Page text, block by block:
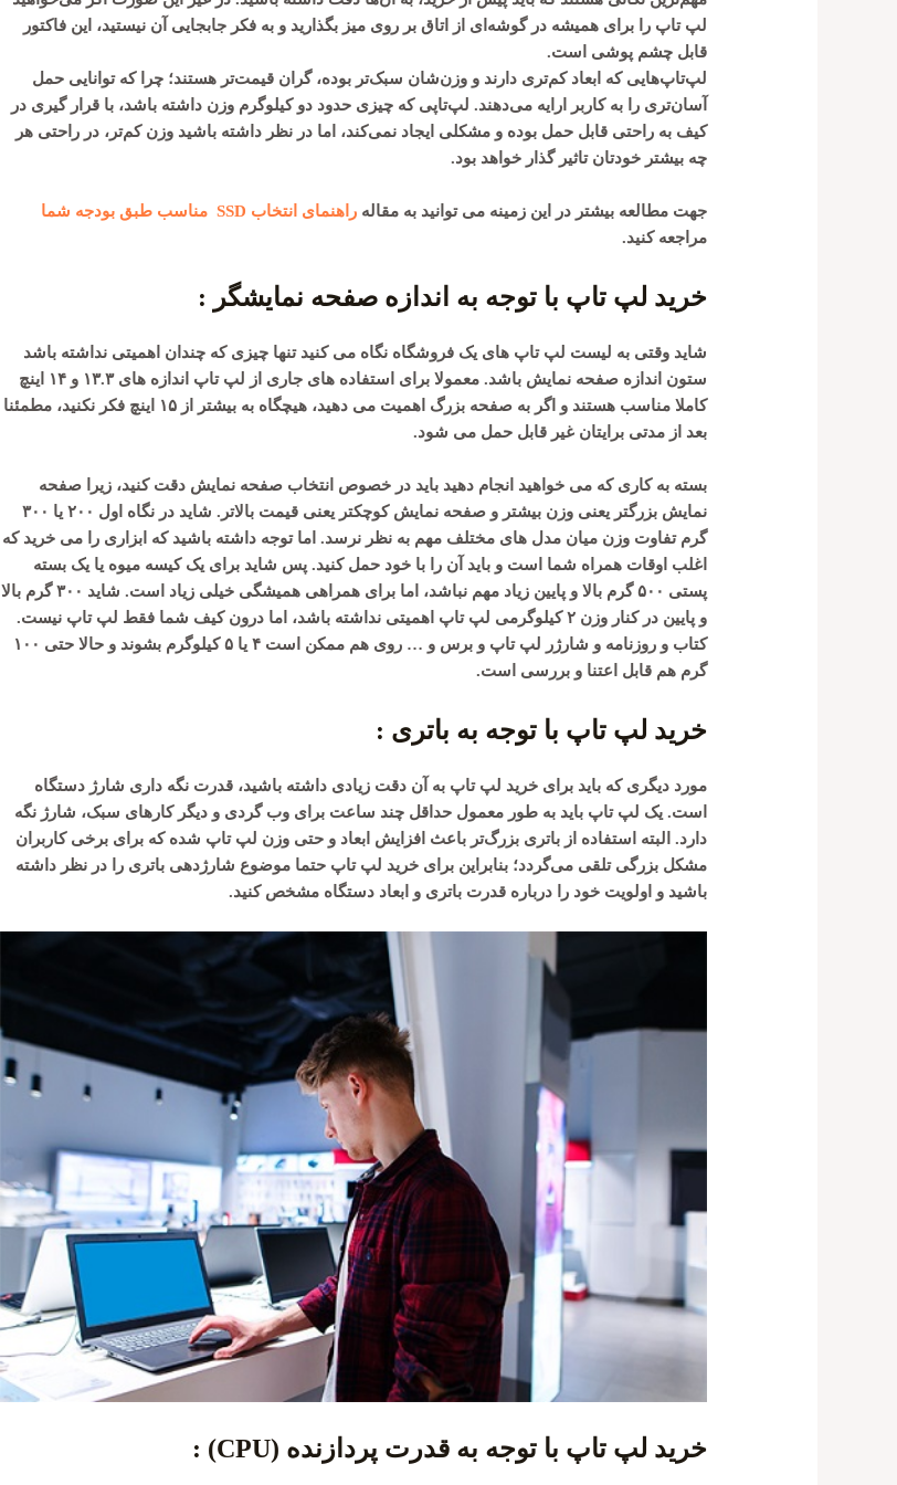
لپ تاپ را برای همیشه در گوشه‌ای از اتاق بر روی میز بگذارید و به فکر جابجایی آن نیستید، این فاکتور
قابل چشم پوشی است.
لپ‌تاپ‌هایی که ابعاد کم‌تری دارند و وزن‌شان سبک‌تر بوده، گران قیمت‌تر هستند؛ چرا که توانایی حمل
آسان‌تری را به کاربر ارایه می‌دهند. لپ‌تاپی که چیزی حدود دو کیلوگرم وزن داشته باشد، با قرار گیری در
کیف به راحتی قابل حمل بوده و مشکلی ایجاد نمی‌کند، اما در نظر داشته باشید وزن کم‌تر، در راحتی هر
چه بیشتر خودتان تاثیر گذار خواهد بود.
جهت مطالعه بیشتر در این زمینه می توانید به مقالهراهنمای انتخاب SSD مناسب طبق بودجه شما
مراجعه کنید.
خرید لپ تاپ با توجه به اندازه صفحه نمایشگر :
شاید وقتی به لیست لپ تاپ های یک فروشگاه نگاه می کنید تنها چیزی که چندان اهمیتی نداشته باشد
ستون اندازه صفحه نمایش باشد. معمولا برای استفاده های جاری از لپ تاپ اندازه های ۱۳.۳ و ۱۴ اینچ
کاملا مناسب هستند و اگر به صفحه بزرگ اهمیت می دهید، هیچگاه به بیشتر از ۱۵ اینچ فکر نکنید، مطمئنا
بعد از مدتی برایتان غیر قابل حمل می شود. ‏
بسته به کاری که می خواهید انجام دهید باید در خصوص انتخاب صفحه نمایش دقت کنید، زیرا صفحه
نمایش بزرگتر یعنی وزن بیشتر و صفحه نمایش کوچکتر یعنی قیمت بالاتر. شاید در نگاه اول ۲۰۰ یا ۳۰۰
گرم تفاوت وزن میان مدل های مختلف مهم به نظر نرسد. اما توجه داشته باشید که ابزاری را می خرید که
اغلب اوقات همراه شما است و باید آن را با خود حمل کنید. پس شاید برای یک کیسه میوه یا یک بسته
پستی ۵۰۰ گرم بالا و پایین زیاد مهم نباشد، اما برای همراهی همیشگی خیلی زیاد است. شاید ۳۰۰ گرم بالا
و پایین در کنار وزن ۲ کیلوگرمی لپ تاپ اهمیتی نداشته باشد، اما درون کیف شما فقط لپ تاپ نیست.
کتاب و روزنامه و شارژر لپ تاپ و برس و … روی هم ممکن است ۴ یا ۵ کیلوگرم بشوند و حالا حتی ۱۰۰
گرم هم قابل اعتنا و بررسی است. ‏
خرید لپ تاپ با توجه به باتری :
مورد دیگری که باید برای خرید لپ تاپ به آن دقت زیادی داشته باشید، قدرت نگه داری شارژ دستگاه
است. یک لپ‌ تاپ باید به طور معمول حداقل چند ساعت برای وب گردی و دیگر کارهای سبک، شارژ نگه
دارد. البته استفاده از باتری بزرگ‌تر باعث افزایش ابعاد و حتی وزن لپ تاپ شده که برای برخی کاربران
مشکل بزرگی تلقی می‌گردد؛ بنابراین برای خرید لپ تاپ حتما موضوع شارژدهی باتری را در نظر داشته
باشید و اولویت خود را درباره قدرت باتری و ابعاد دستگاه مشخص کنید.
خرید لپ تاپ با توجه به قدرت پردازنده (CPU) :